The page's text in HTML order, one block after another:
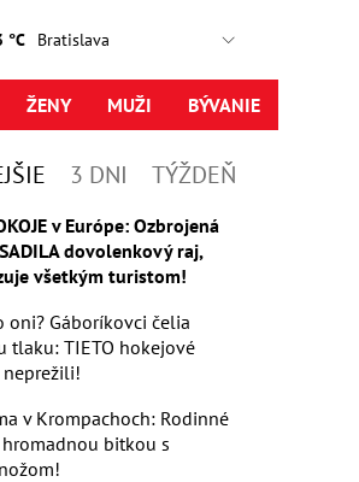
°C
ŽENY MUŽI BÝVANIE
3 DNI TÝŽDEŇ
v Európe: Ozbrojená
dovolenkový raj,
všetkým turistom!
oni? Gáboríkovci čelia
tlaku: TIETO hokejové
v Krompachoch: Rodinné
bitkou s